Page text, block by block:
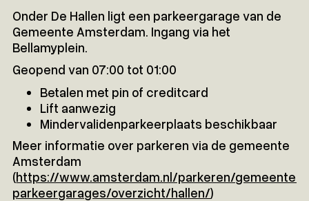
Onder De Hallen ligt een parkeergarage van de
Gemeente Amsterdam. Ingang via het
Bellamyplein.
Geopend van 07:00 tot 01:00
Betalen met pin of creditcard
Lift aanwezig
Mindervalidenparkeerplaats beschikbaar
Meer informatie over parkeren via de gemeente
Amsterdam
(https://www.amsterdam.nl/parkeren/
parkeergarages/overzicht/hallen/)